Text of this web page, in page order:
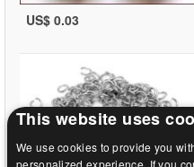
US$ 0.03
This website uses
We use cookies to provide you
personalized experience. If you